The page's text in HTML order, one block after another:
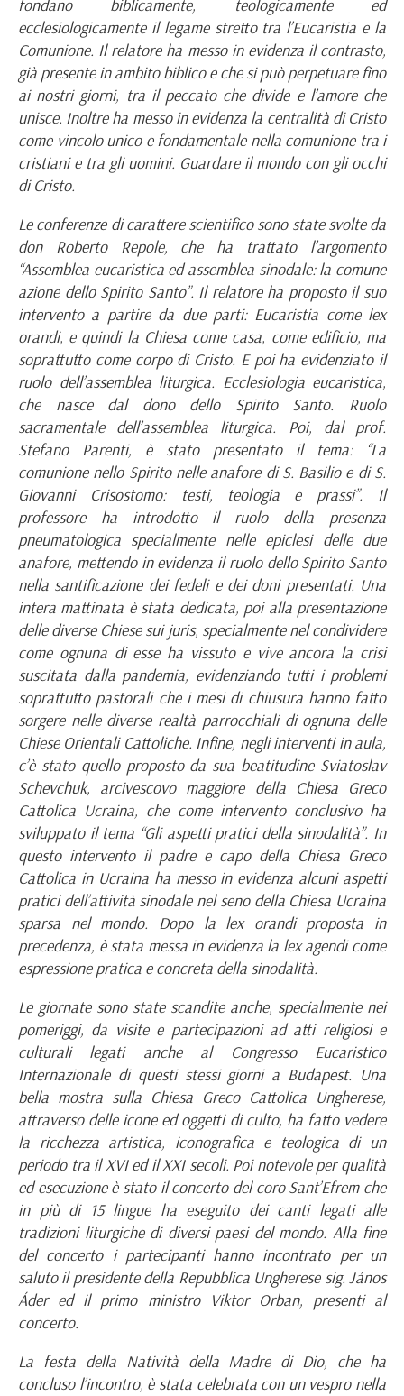
fondano biblicamente, teologicamente ed
ecclesiologicamente il legame stretto tra l’Eucaristia e la
Comunione. Il relatore ha messo in evidenza il contrasto,
già presente in ambito biblico e che si può perpetuare fino
ai nostri giorni, tra il peccato che divide e l’amore che
unisce. Inoltre ha messo in evidenza la centralità di Cristo
come vincolo unico e fondamentale nella comunione tra i
cristiani e tra gli uomini. Guardare il mondo con gli occhi
di Cristo.
Le conferenze di carattere scientifico sono state svolte da
don Roberto Repole, che ha trattato l’argomento
“Assemblea eucaristica ed assemblea sinodale: la comune
azione dello Spirito Santo”. Il relatore ha proposto il suo
intervento a partire da due parti: Eucaristia come lex
orandi, e quindi la Chiesa come casa, come edificio, ma
soprattutto come corpo di Cristo. E poi ha evidenziato il
ruolo dell’assemblea liturgica. Ecclesiologia eucaristica,
che nasce dal dono dello Spirito Santo. Ruolo
sacramentale dell’assemblea liturgica. Poi, dal prof.
Stefano Parenti, è stato presentato il tema: “La
comunione nello Spirito nelle anafore di S. Basilio e di S.
Giovanni Crisostomo: testi, teologia e prassi”. Il
professore ha introdotto il ruolo della presenza
pneumatologica specialmente nelle epiclesi delle due
anafore, mettendo in evidenza il ruolo dello Spirito Santo
nella santificazione dei fedeli e dei doni presentati. Una
intera mattinata è stata dedicata, poi alla presentazione
delle diverse Chiese sui juris, specialmente nel condividere
come ognuna di esse ha vissuto e vive ancora la crisi
suscitata dalla pandemia, evidenziando tutti i problemi
soprattutto pastorali che i mesi di chiusura hanno fatto
sorgere nelle diverse realtà parrocchiali di ognuna delle
Chiese Orientali Cattoliche. Infine, negli interventi in aula,
c’è stato quello proposto da sua beatitudine Sviatoslav
Schevchuk, arcivescovo maggiore della Chiesa Greco
Cattolica Ucraina, che come intervento conclusivo ha
sviluppato il tema “Gli aspetti pratici della sinodalità”. In
questo intervento il padre e capo della Chiesa Greco
Cattolica in Ucraina ha messo in evidenza alcuni aspetti
pratici dell’attività sinodale nel seno della Chiesa Ucraina
sparsa nel mondo. Dopo la lex orandi proposta in
precedenza, è stata messa in evidenza la lex agendi come
espressione pratica e concreta della sinodalità.
Le giornate sono state scandite anche, specialmente nei
pomeriggi, da visite e partecipazioni ad atti religiosi e
culturali legati anche al Congresso Eucaristico
Internazionale di questi stessi giorni a Budapest. Una
bella mostra sulla Chiesa Greco Cattolica Ungherese,
attraverso delle icone ed oggetti di culto, ha fatto vedere
la ricchezza artistica, iconografica e teologica di un
periodo tra il XVI ed il XXI secoli. Poi notevole per qualità
ed esecuzione è stato il concerto del coro Sant’Efrem che
in più di 15 lingue ha eseguito dei canti legati alle
tradizioni liturgiche di diversi paesi del mondo. Alla fine
del concerto i partecipanti hanno incontrato per un
saluto il presidente della Repubblica Ungherese sig. János
Áder ed il primo ministro Viktor Orban, presenti al
concerto.
La festa della Natività della Madre di Dio, che ha
concluso l’incontro, è stata celebrata con un vespro nella